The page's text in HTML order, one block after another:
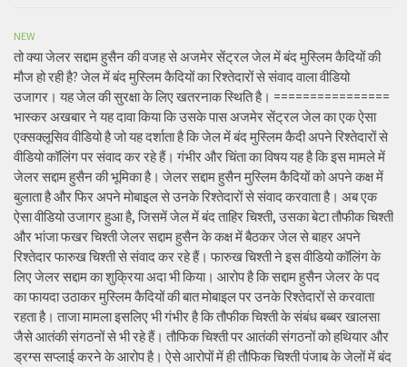
NEW
तो क्या जेलर सद्दाम हुसैन की वजह से अजमेर सेंट्रल जेल में बंद मुस्लिम कैदियों की
मौज हो रही है? जेल में बंद मुस्लिम कैदियों का रिश्तेदारों से संवाद वाला वीडियो
उजागर। यह जेल की सुरक्षा के लिए खतरनाक स्थिति है। ================
भास्कर अखबार ने यह दावा किया कि उसके पास अजमेर सेंट्रल जेल का एक ऐसा
एक्सक्लूसिव वीडियो है जो यह दर्शाता है कि जेल में बंद मुस्लिम कैदी अपने रिश्तेदारों से
वीडियो कॉलिंग पर संवाद कर रहे हैं। गंभीर और चिंता का विषय यह है कि इस मामले में
जेलर सद्दाम हुसैन की भूमिका है। जेलर सद्दाम हुसैन मुस्लिम कैदियों को अपने कक्ष में
बुलाता है और फिर अपने मोबाइल से उनके रिश्तेदारों से संवाद करवाता है। अब एक
ऐसा वीडियो उजागर हुआ है, जिसमें जेल में बंद ताहिर चिश्ती, उसका बेटा तौफीक चिश्ती
और भांजा फखर चिश्ती जेलर सद्दाम हुसैन के कक्ष में बैठकर जेल से बाहर अपने
रिश्तेदार फारुख चिश्ती से संवाद कर रहे हैं। फारुख चिश्ती ने इस वीडियो कॉलिंग के
लिए जेलर सद्दाम का शुक्रिया अदा भी किया। आरोप है कि सद्दाम हुसैन जेलर के पद
का फायदा उठाकर मुस्लिम कैदियों की बात मोबाइल पर उनके रिश्तेदारों से करवाता
रहता है। ताजा मामला इसलिए भी गंभीर है कि तौफीक चिश्ती के संबंध बब्बर खालसा
जैसे आतंकी संगठनों से भी रहे हैं। तौफिक चिश्ती पर आतंकी संगठनों को हथियार और
ड्रग्स सप्लाई करने के आरोप है। ऐसे आरोपों में ही तौफिक चिश्ती पंजाब के जेलों में बंद